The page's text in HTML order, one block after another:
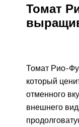
Томат
Томат Рио-
который
отменного
внешнего